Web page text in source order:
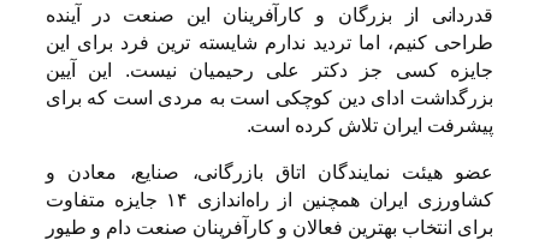
قدردانی از بزرگان و کارآفرینان این صنعت در آینده
طراحی کنیم، اما تردید ندارم شایسته ترین فرد برای این
جایزه کسی جز دکتر علی رحیمیان نیست. این آیین
بزرگداشت ادای دین کوچکی است به مردی است که برای
پیشرفت ایران تلاش کرده است.
عضو هیئت نمایندگان اتاق بازرگانی، صنایع، معادن و
کشاورزی ایران همچنین از راه‌اندازی ۱۴ جایزه متفاوت
برای انتخاب بهترین فعالان و کارآفرینان صنعت دام و طیور